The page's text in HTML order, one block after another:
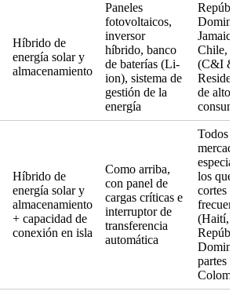
Híbrido de
energía solar y
almacenamiento
Paneles
fotovoltaicos,
inversor
híbrido, banco
de baterías (Li-
ion), sistema de
gestión de la
energía
Jamaica,
Chile,
(C&I &
de alto
Híbrido de
energía solar y
almacenamiento
+ capacidad de
conexión en isla
Como arriba,
con panel de
cargas críticas e
interruptor de
transferencia
automática
Todos
los que
cortes
(Haití,
partes